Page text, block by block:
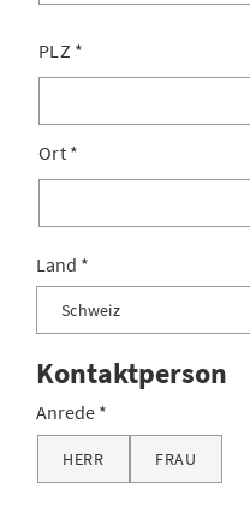
PLZ *
Ort *
Land
Kontaktperson
Anrede
HERR FRAU